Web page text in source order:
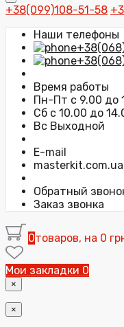
+38(099)108-51-58
Наши телефоны
Время работы
Пн-Пт с 9.00 до
Сб с 10.00 до
Вс Выходной
E-mail
Обратный
Заказ звонка
0товаров, на 0
Мои закладки 0
×
×